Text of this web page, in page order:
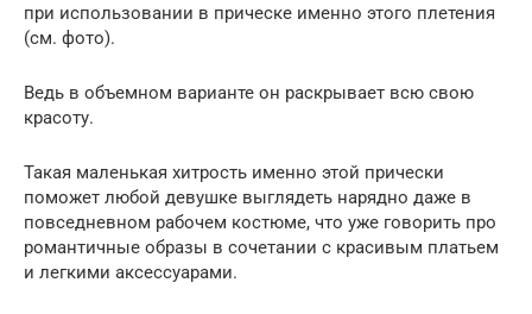
при использовании в прическе именно этого плетения
(см. фото).
Ведь в объемном варианте он раскрывает всю свою
красоту.
Такая маленькая хитрость именно этой прически
поможет любой девушке выглядеть нарядно даже в
повседневном рабочем костюме, что уже говорить про
романтичные образы в сочетании с красивым платьем
и легкими аксессуарами.